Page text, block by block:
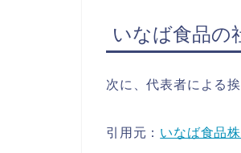
いなば食品の
次に、代表者による
引用元： いなば食品